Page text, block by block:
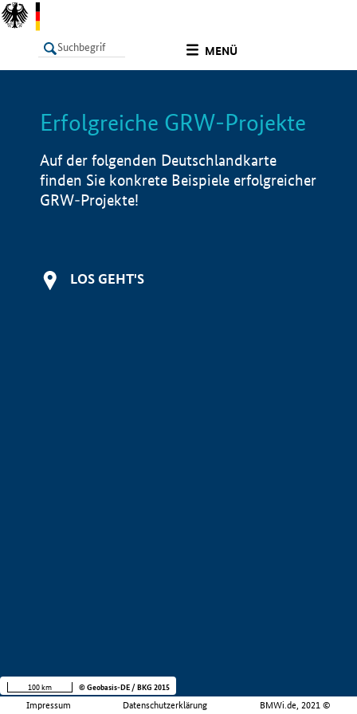
MENÜ
LISTE Info
Erfolgreiche GRW-Projekte
Auf der folgenden Deutschlandkarte
finden Sie konkrete Beispiele erfolgreicher
GRW-Projekte!
LOS GEHT'S
Impressum Datenschutzerklärung BMWi.de, 2021 ©
100 km © Geobasis-DE / BKG 2015